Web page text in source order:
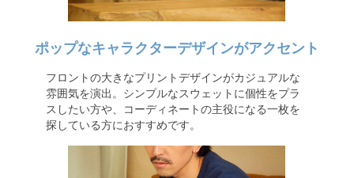
ポップなキャラクターデザインがアクセント
フロントの大きなプリントデザインがカジュアルな
雰囲気を演出。シンプルなスウェットに個性をプラ
スしたい方や、コーディネートの主役になる一枚を
探している方におすすめです。